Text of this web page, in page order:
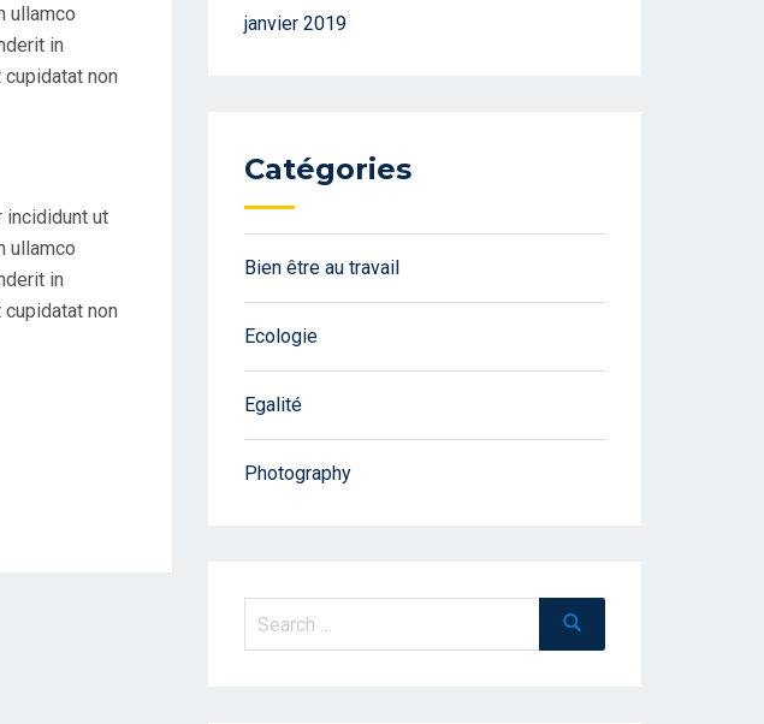
ullamco
in
non
incididunt ut
ullamco
in
non
janvier 2019
Catégories
Bien être au travail
Ecologie
Egalité
Photography
Search
Search